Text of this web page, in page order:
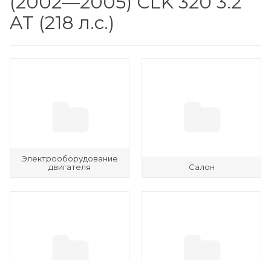
AT (218 л.с.)
Электрооборудование
двигателя
Салон